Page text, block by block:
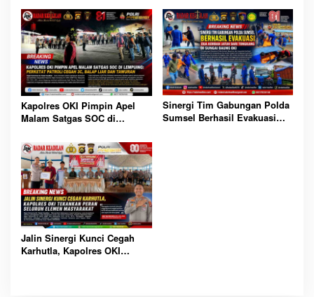
Kapolres OKI Pimpin Apel
Malam Satgas SOC di
Cegah 3C, Balap Liar dan
Tawuran
Sinergi Tim Gabungan Polda
Sumsel Berhasil Evakuasi
Jalin Sinergi Kunci Cegah
Karhutla, Kapolres OKI